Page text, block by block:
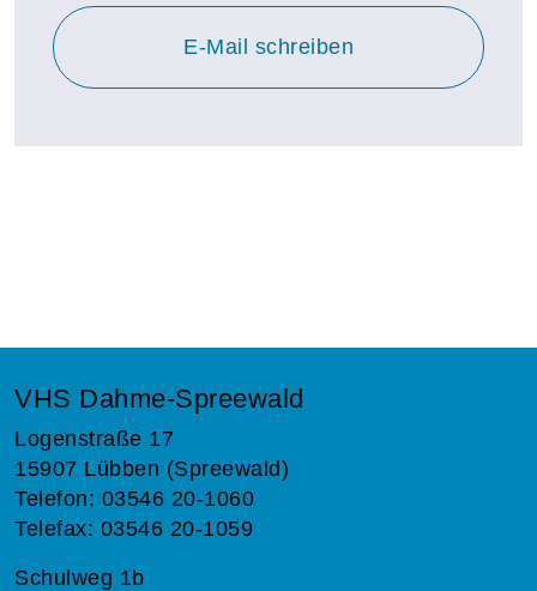
E-Mail schreiben
VHS Dahme-Spreewald
Logenstraße 17
15907 Lübben (Spreewald)
Telefon: 03546 20-1060
Telefax: 03546 20-1059
Schulweg 1b